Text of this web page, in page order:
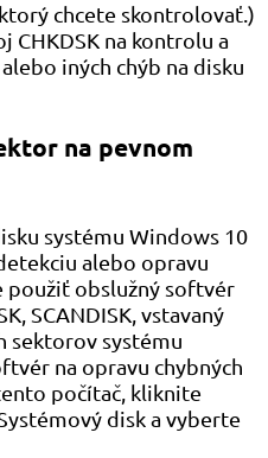
chcete skontrolovať.)
CHKDSK na kontrolu a
iných chýb na disku
na pevnom
systému Windows 10
alebo opravu
použiť obslužný softvér
SCANDISK, vstavaný
sektorov systému
na opravu chybných
počítač, kliknite
disk a vyberte